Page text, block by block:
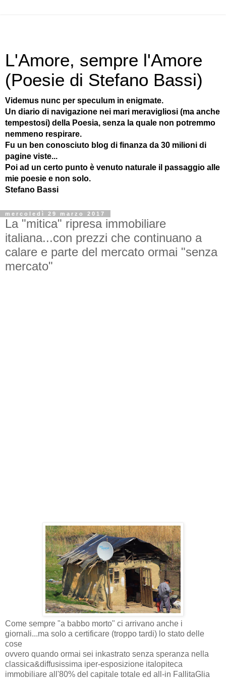
L'Amore, sempre l'Amore
(Poesie di Stefano Bassi)
Videmus nunc per speculum in enigmate.
Un diario di navigazione nei mari meravigliosi (ma anche
tempestosi) della Poesia, senza la quale non potremmo
nemmeno respirare.
Fu un ben conosciuto blog di finanza da 30 milioni di
pagine viste...
Poi ad un certo punto è venuto naturale il passaggio alle
mie poesie e non solo.
Stefano Bassi
mercoledì 29 marzo 2017
La "mitica" ripresa immobiliare
italiana...con prezzi che continuano a
calare e parte del mercato ormai "senza
mercato"
Come sempre "a babbo morto" ci arrivano anche i
giornali...ma solo a certificare (troppo tardi) lo stato delle
cose
ovvero quando ormai sei inkastrato senza speranza nella
classica&diffusissima iper-esposizione italopiteca
immobiliare all'80% del capitale totale ed all-in FallitaGlia